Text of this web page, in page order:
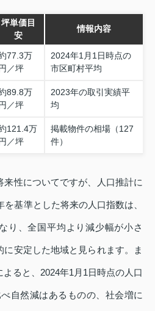
坪単価目
安
情報内容
77.3万
／坪
2024年1月1日時点の
市区町村平均
89.8万
／坪
2023年の取引実績平
均
121.4万
／坪
掲載物件の相場（127
件）
来性についてですが、人口推計に
基準とした将来の人口指数は、
り、全国平均より減少幅が小さ
に安定した地域と見られます。ま
ると、2024年1月1日時点の人口
自然減はあるものの、社会増に